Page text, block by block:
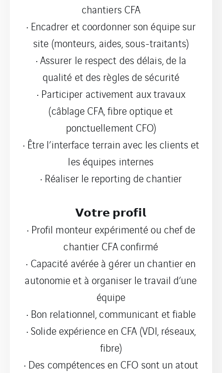
chantiers CFA
• Encadrer et coordonner son équipe sur
site (monteurs, aides, sous-traitants)
• Assurer le respect des délais, de la
qualité et des règles de sécurité
• Participer activement aux travaux
(câblage CFA, fibre optique et
ponctuellement CFO)
• Être l’interface terrain avec les clients et
les équipes internes
• Réaliser le reporting de chantier
𝗩𝗼𝘁𝗿𝗲 𝗽𝗿𝗼𝗳𝗶𝗹
• Profil monteur expérimenté ou chef de
chantier CFA confirmé
• Capacité avérée à gérer un chantier en
autonomie et à organiser le travail d’une
équipe
• Bon relationnel, communicant et fiable
• Solide expérience en CFA (VDI, réseaux,
fibre)
• Des compétences en CFO sont un atout